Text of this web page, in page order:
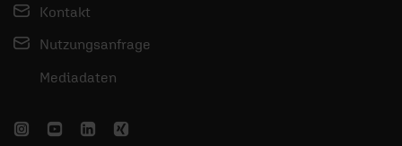
Kontakt
Nutzungsanfrage
Mediadaten